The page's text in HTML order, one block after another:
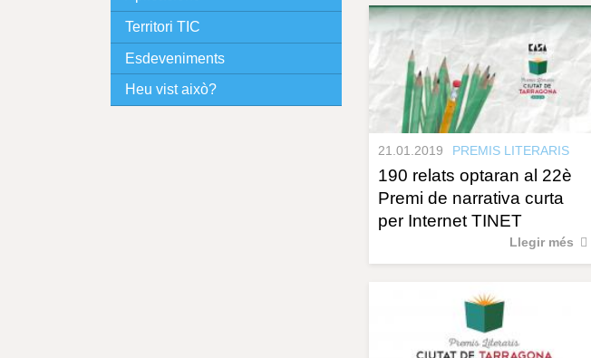
N
C
21.01.2019 PREMIS LITERARIS
190 relats optaran al 22è
Premi de narrativa curta
per Internet TINET
Llegir més
Territori TIC
Esdeveniments
Heu vist això?